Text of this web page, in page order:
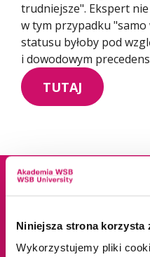
Niniejsza strona korzysta
Wykorzystujemy pliki
trudniejsze". Ekspert
w tym przypadku
statusu byłoby pod
i dowodowym
TUTAJ
ul. Cieplaka 1C